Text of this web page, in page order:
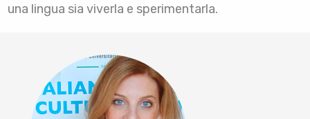
una lingua sia viverla e sperimentarla.